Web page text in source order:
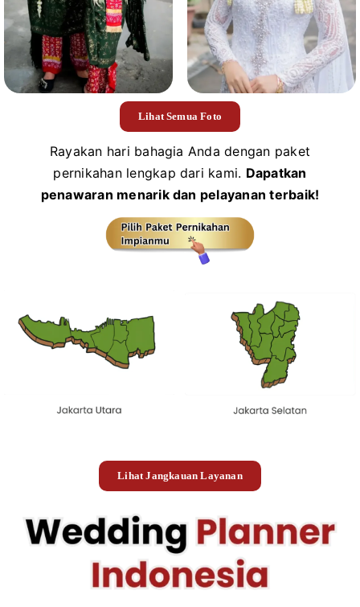
Lihat Semua Foto
Rayakan hari bahagia Anda dengan paket
pernikahan lengkap dari kami. Dapatkan
penawaran menarik dan pelayanan terbaik!
Lihat Jangkauan Layanan